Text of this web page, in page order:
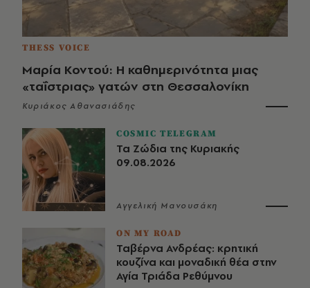
THESS VOICE
Μαρία Κοντού: Η καθημερινότητα μιας
«ταΐστριας» γατών στη Θεσσαλονίκη
Κυριάκος Αθανασιάδης
COSMIC TELEGRAM
Τα Ζώδια της Κυριακής
09.08.2026
Αγγελική Μανουσάκη
ON MY ROAD
Ταβέρνα Ανδρέας: κρητική
κουζίνα και μοναδική θέα στην
Αγία Τριάδα Ρεθύμνου